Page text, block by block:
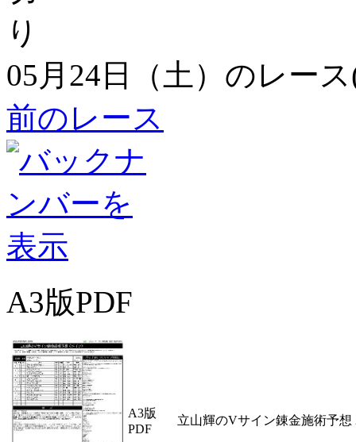
05月24日（土）のレー
前のレース
A3版PDF
A3版
PDF
立山輝のVサイン錬金施術予想